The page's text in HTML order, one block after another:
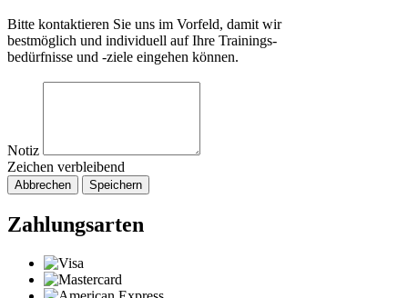
Bitte kontaktieren Sie uns im Vorfeld, damit wir
bestmöglich und individuell auf Ihre Trainings-
bedürfnisse und -ziele eingehen können.
Notiz
Zeichen verbleibend
Abbrechen Speichern
Zahlungsarten